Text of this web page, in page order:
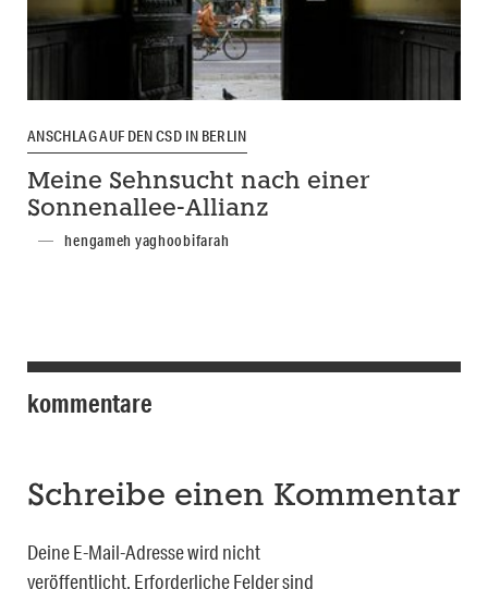
ANSCHLAG AUF DEN CSD IN BERLIN
Meine Sehnsucht nach einer
Sonnenallee-Allianz
hengameh yaghoobifarah
kommentare
Schreibe einen Kommentar
Deine E-Mail-Adresse wird nicht
veröffentlicht. Erforderliche Felder sind